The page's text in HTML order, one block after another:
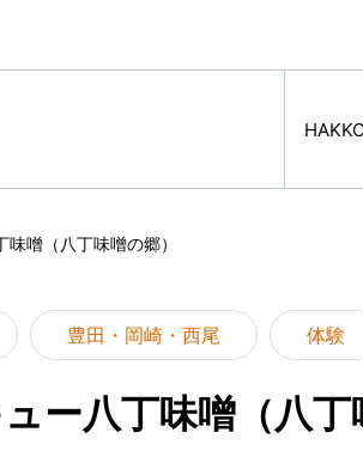
味噌（八丁味噌の郷）
豊田・岡崎・西尾 体験
ー八丁味噌（八丁